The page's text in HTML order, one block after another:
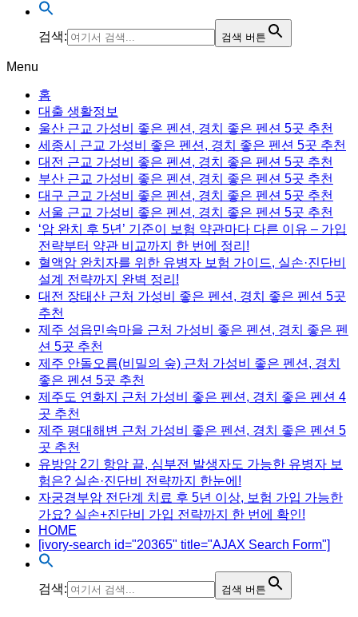
검색: 검색 버튼
Menu
홈
대출 생활정보
울산 근교 가성비 좋은 펜션, 경치 좋은 펜션 5곳 추천
세종시 근교 가성비 좋은 펜션, 경치 좋은 펜션 5곳 추천
대전 근교 가성비 좋은 펜션, 경치 좋은 펜션 5곳 추천
부산 근교 가성비 좋은 펜션, 경치 좋은 펜션 5곳 추천
대구 근교 가성비 좋은 펜션, 경치 좋은 펜션 5곳 추천
서울 근교 가성비 좋은 펜션, 경치 좋은 펜션 5곳 추천
‘암 완치 후 5년’ 기준이 보험 약관마다 다른 이유 – 가입
전략부터 약관 비교까지 한 번에 정리!
혈액암 완치자를 위한 유병자 보험 가이드, 실손·진단비
설계 전략까지 완벽 정리!
대전 장태산 근처 가성비 좋은 펜션, 경치 좋은 펜션 5곳
추천
제주 성읍민속마을 근처 가성비 좋은 펜션, 경치 좋은 펜
션 5곳 추천
제주 안돌오름(비밀의 숲) 근처 가성비 좋은 펜션, 경치
좋은 펜션 5곳 추천
제주도 연화지 근처 가성비 좋은 펜션, 경치 좋은 펜션 4
곳 추천
제주 평대해변 근처 가성비 좋은 펜션, 경치 좋은 펜션 5
곳 추천
유방암 2기 항암 끝, 심부전 발생자도 가능한 유병자 보
험은? 실손·진단비 전략까지 한눈에!
자궁경부암 전단계 치료 후 5년 이상, 보험 가입 가능한
가요? 실손+진단비 가입 전략까지 한 번에 확인!
HOME
[ivory-search id="20365" title="AJAX Search Form"]
검색: 검색 버튼